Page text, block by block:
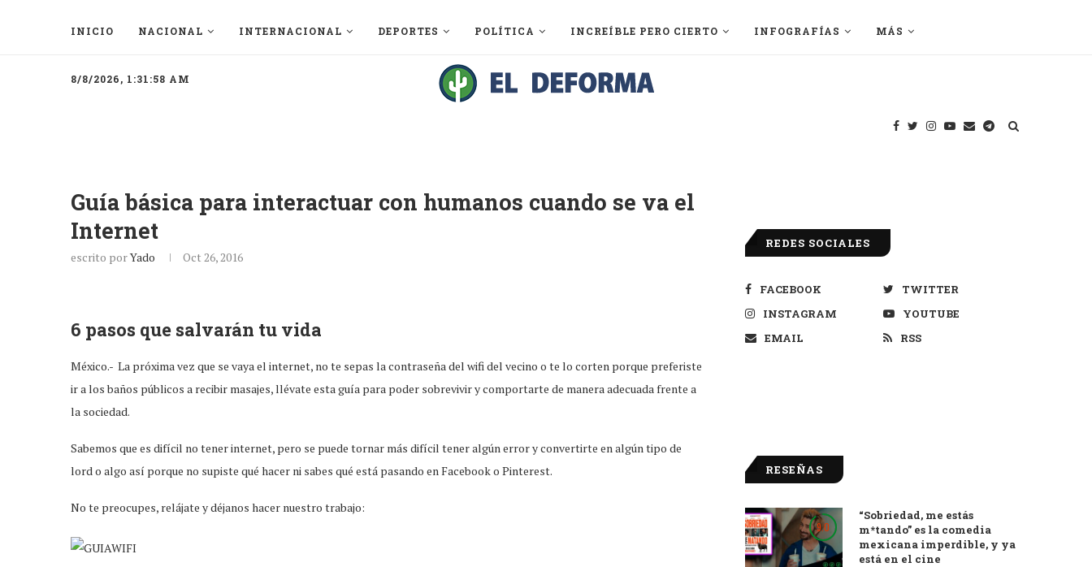
INICIO NACIONAL INTERNACIONAL DEPORTES POLÍTICA INCREÍBLE PERO CIERTO INFOGRAFÍAS MÁS
8/8/2026, 1:31:58 AM
Guía básica para interactuar con humanos cuando se va el
Internet
escrito porYado Oct 26, 2016
6 pasos que salvarán tu vida
México.- La próxima vez que se vaya el internet, no te sepas la contraseña del wifi del vecino o te lo corten porque preferiste
ir a los baños públicos a recibir masajes, llévate esta guía para poder sobrevivir y comportarte de manera adecuada frente a
la sociedad.
Sabemos que es difícil no tener internet, pero se puede tornar más difícil tener algún error y convertirte en algún tipo de
lord o algo así porque no supiste qué hacer ni sabes qué está pasando en Facebook o Pinterest.
No te preocupes, relájate y déjanos hacer nuestro trabajo:
REDES SOCIALES
FACEBOOK
TWITTER
INSTAGRAM
YOUTUBE
EMAIL
RSS
RESEÑAS
9.0
“Sobriedad, me estás
m*tando” es la comedia
mexicana imperdible, y ya
está en el cine